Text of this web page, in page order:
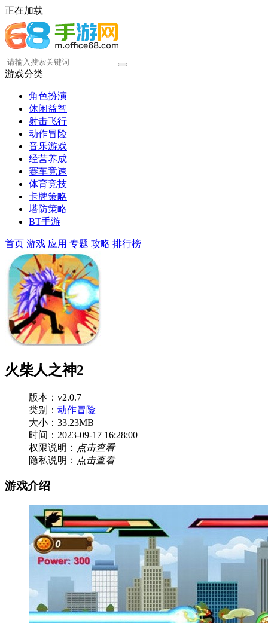
正在加载
游戏分类
角色扮演
休闲益智
射击飞行
动作冒险
音乐游戏
经营养成
赛车竞速
体育竞技
卡牌策略
塔防策略
BT手游
首页 游戏 应用 专题 攻略 排行榜
火柴人之神2
版本：v2.0.7
类别： 动作冒险
大小：33.23MB
时间：2023-09-17 16:28:00
权限说明： 点击查看
隐私说明： 点击查看
游戏介绍